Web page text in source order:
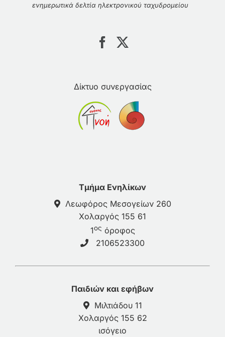
ενημερωτικά δελτία ηλεκτρονικού ταχυδρομείου
Δίκτυο συνεργασίας
Τμήμα Ενηλίκων
Λεωφόρος Μεσογείων 260
Χολαργός 155 61
1ος όροφος
2106523300
Παιδιών και εφήβων
Μιλτιάδου 11
Χολαργός 155 62
ισόγειο